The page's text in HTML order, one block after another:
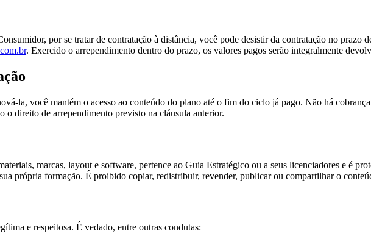
por se tratar de contratação à distância, você pode desistir da contratação no prazo
. Exercido o arrependimento dentro do prazo, os valores pagos serão integralmente
la, você mantém o acesso ao conteúdo do plano até o fim do ciclo já pago. Não há
o direito de arrependimento previsto na cláusula anterior.
marcas, layout e software, pertence ao Guia Estratégico ou a seus licenciadores e é
própria formação. É proibido copiar, redistribuir, revender, publicar ou compartilhar o
e respeitosa. É vedado, entre outras condutas: